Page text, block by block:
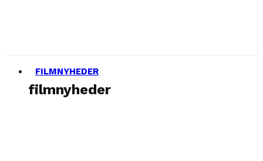
FILMNYHEDER
filmnyheder